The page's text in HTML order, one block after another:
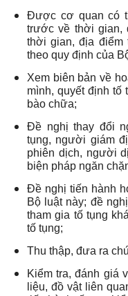
Được cơ quan có
trước về thời gian,
thời gian, địa điểm
theo quy định của
Xem biên bản về
mình, quyết định
bào chữa;
Đề nghị thay đổi
tụng, người giám
phiên dịch, người
biện pháp ngăn
Đề nghị tiến hành
Bộ luật này; đề
tham gia tố tụng
tố tụng;
Thu thập, đưa ra
Kiểm tra, đánh giá
liệu, đồ vật liên